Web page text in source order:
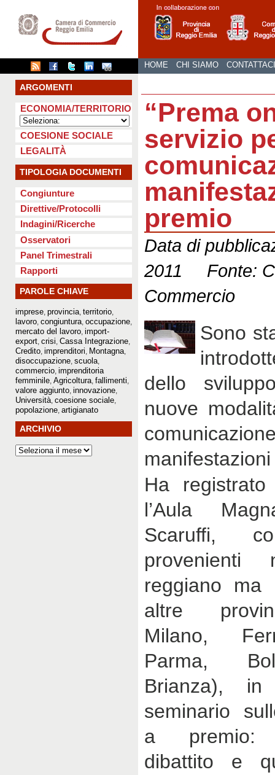
HOME CHI SIAMO CONTATTACI
ARGOMENTI
ECONOMIA/TERRITORIO
COESIONE SOCIALE
LEGALITÀ
TIPOLOGIA DOCUMENTI
Congiunture
Direttive/Protocolli
Indagini/Ricerche
Osservatori
Panel Trimestrali
Rapporti
PAROLE CHIAVE
imprese provincia territorio
lavoro congiuntura occupazione
mercato del lavoro import-
export crisi Cassa Integrazione
Credito imprenditori Montagna
disoccupazione scuola
commercio imprenditoria
femminile Agricoltura fallimenti
valore aggiunto innovazione
Università coesione sociale
popolazione artigianato
ARCHIVIO
“Prema
servizio
premio
Data di
2011 Fonte:
Commercio
Sono
dello
nuove
Ha
l’Aula
Scaruffi,
reggiano ma
altre
Milano,
Parma,
Brianza),
seminario
a premio:
dibattito e